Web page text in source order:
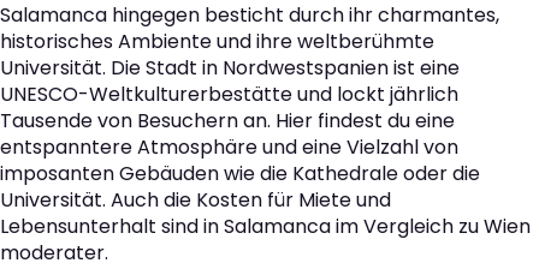
Salamanca hingegen besticht durch ihr charmantes,
historisches Ambiente und ihre weltberühmte
Universität. Die Stadt in Nordwestspanien ist eine
UNESCO-Weltkulturerbestätte und lockt jährlich
Tausende von Besuchern an. Hier findest du eine
entspanntere Atmosphäre und eine Vielzahl von
imposanten Gebäuden wie die Kathedrale oder die
Universität. Auch die Kosten für Miete und
Lebensunterhalt sind in Salamanca im Vergleich zu Wien
moderater.